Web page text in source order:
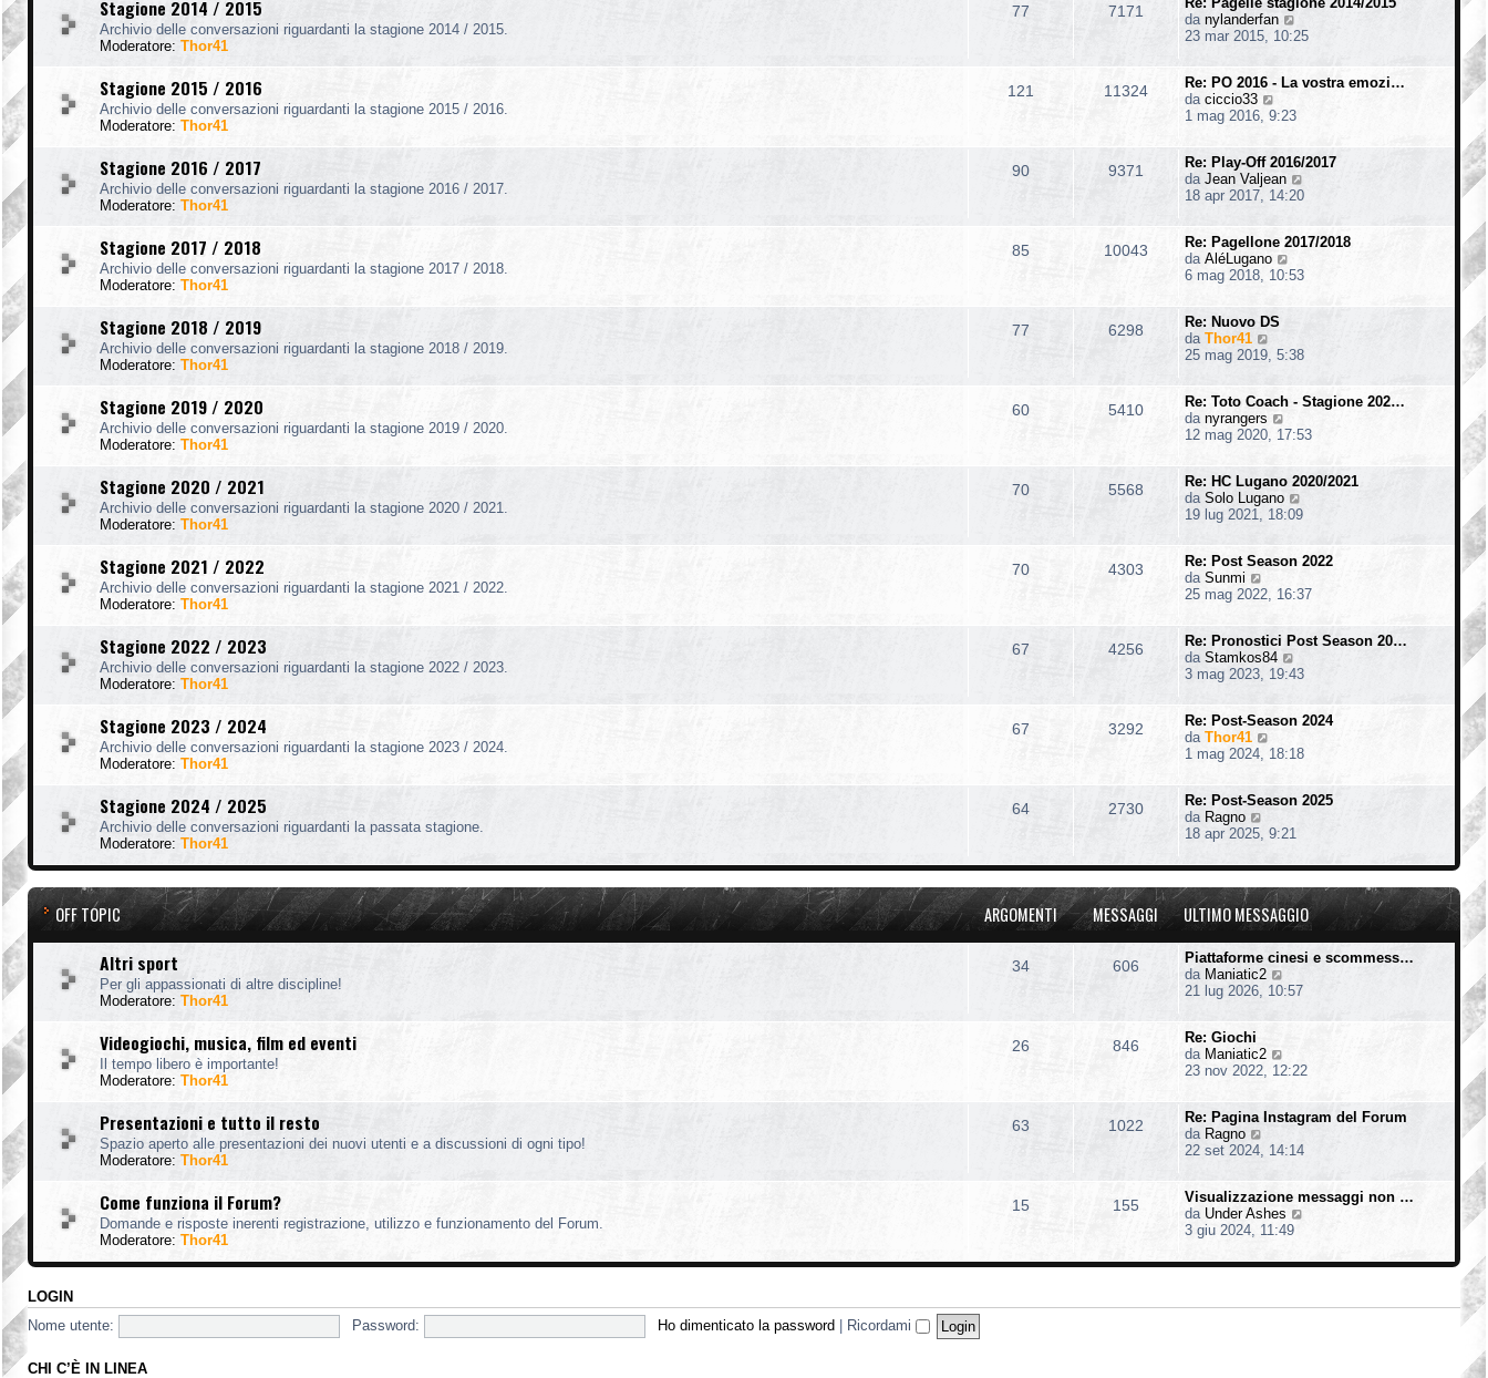
a
g
g
o
o
e
a
g
g
o
u
l
t
m
o
e
s
a
g
g
o
Stagione 2014 / 2015
Archivio delle conversazioni riguardanti la stagione 2014 / 2015.
Moderatore: Thor41
77 7171
da nylanderfan
e
u
t
m
o
m
e
s
a
g
g
23 mar 2015, 10:25
Stagione 2015 / 2016
Archivio delle conversazioni riguardanti la stagione 2015 / 2016.
Moderatore: Thor41
121 11324
Re: PO 2016 - La vostra emozi…
da ciccio33
e
i
u
l
t
m
o
m
e
s
a
g
g
o
1 mag 2016, 9:23
Stagione 2016 / 2017
Archivio delle conversazioni riguardanti la stagione 2016 / 2017.
Moderatore: Thor41
90 9371
Re: Play-Off 2016/2017
da Jean Valjean
e
u
t
e
s
a
g
g
o
18 apr 2017, 14:20
Stagione 2017 / 2018
Archivio delle conversazioni riguardanti la stagione 2017 / 2018.
Moderatore: Thor41
85 10043
Re: Pagellone 2017/2018
da AléLugano
e
i
t
m
o
e
s
a
g
g
o
6 mag 2018, 10:53
Stagione 2018 / 2019
Archivio delle conversazioni riguardanti la stagione 2018 / 2019.
Moderatore: Thor41
77 6298
Re: Nuovo DS
da Thor41
e
i
u
t
m
o
m
e
a
g
o
25 mag 2019, 5:38
Stagione 2019 / 2020
Archivio delle conversazioni riguardanti la stagione 2019 / 2020.
Moderatore: Thor41
60 5410
Re: Toto Coach - Stagione 202…
da nyrangers
e
i
u
t
m
o
e
s
a
g
g
o
12 mag 2020, 17:53
Stagione 2020 / 2021
Archivio delle conversazioni riguardanti la stagione 2020 / 2021.
Moderatore: Thor41
70 5568
Re: HC Lugano 2020/2021
da Solo Lugano
e
u
t
o
e
s
a
g
g
o
19 lug 2021, 18:09
Stagione 2021 / 2022
Archivio delle conversazioni riguardanti la stagione 2021 / 2022.
Moderatore: Thor41
70 4303
Re: Post Season 2022
da Sunmi
e
i
u
l
t
m
o
m
e
a
g
g
o
25 mag 2022, 16:37
Stagione 2022 / 2023
Archivio delle conversazioni riguardanti la stagione 2022 / 2023.
Moderatore: Thor41
67 4256
Re: Pronostici Post Season 20…
da Stamkos84
e
i
u
t
m
o
e
s
a
g
g
i
o
3 mag 2023, 19:43
Stagione 2023 / 2024
Archivio delle conversazioni riguardanti la stagione 2023 / 2024.
Moderatore: Thor41
67 3292
Re: Post-Season 2024
da Thor41
e
i
u
t
m
o
m
e
s
a
g
i
1 mag 2024, 18:18
Stagione 2024 / 2025
Archivio delle conversazioni riguardanti la passata stagione.
Moderatore: Thor41
64 2730
Re: Post-Season 2025
da Ragno
e
i
l
t
o
m
e
a
g
g
o
18 apr 2025, 9:21
OFF TOPIC ARGOMENTI MESSAGGI ULTIMO MESSAGGIO
Altri sport
Per gli appassionati di altre discipline!
Moderatore: Thor41
34 606
Piattaforme cinesi e scommess…
da Maniatic2
e
t
m
o
e
a
g
g
o
21 lug 2026, 10:57
Videogiochi, musica, film ed eventi
Il tempo libero è importante!
Moderatore: Thor41
26 846
Re: Giochi
da Maniatic2
e
u
t
m
o
m
e
s
23 nov 2022, 12:22
Presentazioni e tutto il resto
Spazio aperto alle presentazioni dei nuovi utenti e a discussioni di ogni tipo!
Moderatore: Thor41
63 1022
Re: Pagina Instagram del Forum
da Ragno
e
i
u
l
t
m
22 set 2024, 14:14
Come funziona il Forum?
Domande e risposte inerenti registrazione, utilizzo e funzionamento del Forum.
Moderatore: Thor41
15 155
Visualizzazione messaggi non …
da Under Ashes
i
t
3 giu 2024, 11:49
LOGIN
Nome utente: Password: Ho dimenticato la password Ricordami
CHI C’È IN LINEA